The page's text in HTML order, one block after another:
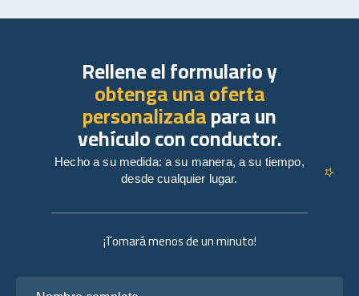
¡Tomará menos de un minuto!
Rellene el formulario y
obtenga una oferta
personalizadapara un
vehículo con conductor.
Hecho a su medida: a su manera, a su tiempo,
desde cualquier lugar.